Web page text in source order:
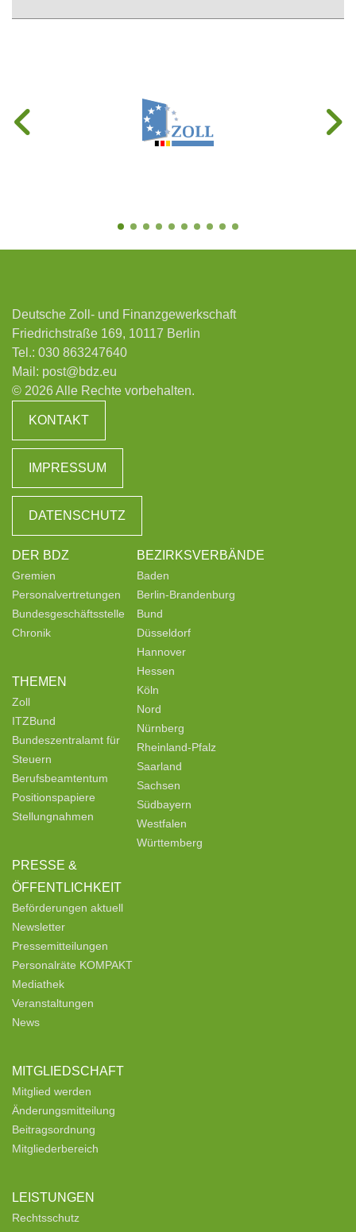
Deutsche Zoll- und Finanzgewerkschaft
Friedrichstraße 169, 10117 Berlin
Tel.: 030 863247640
Mail: post@bdz.eu
© 2026 Alle Rechte vorbehalten.
KONTAKT
IMPRESSUM
DATENSCHUTZ
DER BDZ
Gremien
Personalvertretungen
Bundesgeschäftsstelle
Chronik
THEMEN
Zoll
ITZBund
Bundeszentralamt für
Steuern
Berufsbeamtentum
Positionspapiere
Stellungnahmen
PRESSE &
ÖFFENTLICHKEIT
Beförderungen aktuell
Newsletter
Pressemitteilungen
Personalräte KOMPAKT
Mediathek
Veranstaltungen
News
MITGLIEDSCHAFT
Mitglied werden
Änderungsmitteilung
Beitragsordnung
Mitgliederbereich
LEISTUNGEN
Rechtsschutz
BEZIRKSVERBÄNDE
Baden
Berlin-Brandenburg
Bund
Düsseldorf
Hannover
Hessen
Köln
Nord
Nürnberg
Rheinland-Pfalz
Saarland
Sachsen
Südbayern
Westfalen
Württemberg